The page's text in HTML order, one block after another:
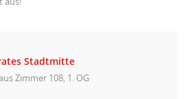
Stadtmitte
Zimmer 108, 1. OG